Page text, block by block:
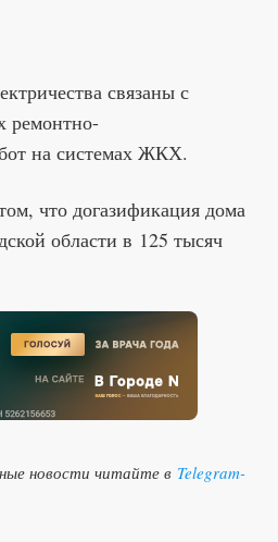
связаны с
ремонтно-
на системах ЖКХ.
что догазификация дома
области в 125 тысяч
новости читайте в Telegram-